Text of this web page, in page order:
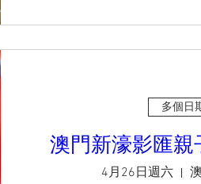
多個日
澳門新濠影匯親
4月26日週六